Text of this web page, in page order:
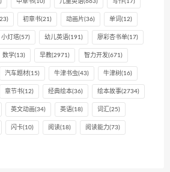
初章书(21) 动画片(36) 单词 (12)
小灯塔(57) 幼儿英语(191) 廖彩杏书单(17)
数学(13) 早教(2971) 智力开发(671)
汽车题材(15) 牛津书虫(43) 牛津树(16)
章节书(12) 经典绘本(36) 绘本故事(2734)
英文动画(34) 英语(18) 词汇 (25)
闪卡(10) 阅读(18) 阅读能力 (73)